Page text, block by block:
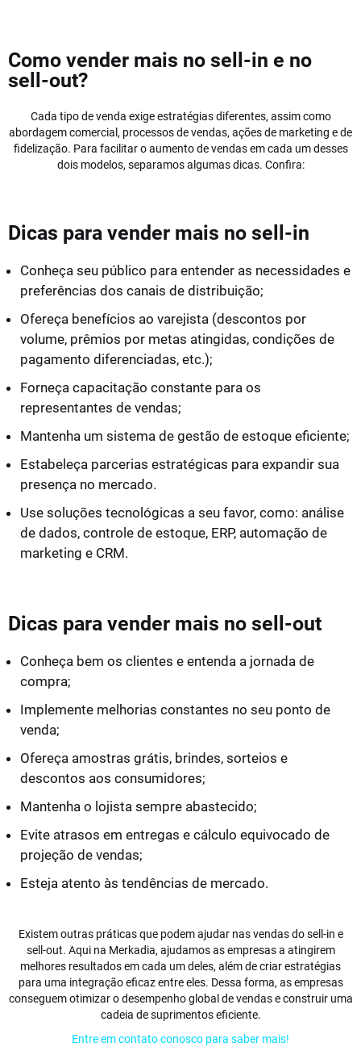
Como vender mais no sell-in e no
sell-out?
Cada tipo de venda exige estratégias diferentes, assim como
abordagem comercial, processos de vendas, ações de marketing e de
fidelização. Para facilitar o aumento de vendas em cada um desses
dois modelos, separamos algumas dicas. Confira:
Dicas para vender mais no sell-in
Conheça seu público para entender as necessidades e
preferências dos canais de distribuição;
Ofereça benefícios ao varejista (descontos por
volume, prêmios por metas atingidas, condições de
pagamento diferenciadas, etc.);
Forneça capacitação constante para os
representantes de vendas;
Mantenha um sistema de gestão de estoque eficiente;
Estabeleça parcerias estratégicas para expandir sua
presença no mercado.
Use soluções tecnológicas a seu favor, como: análise
de dados, controle de estoque, ERP, automação de
marketing e CRM.
Dicas para vender mais no sell-out
Conheça bem os clientes e entenda a jornada de
compra;
Implemente melhorias constantes no seu ponto de
venda;
Ofereça amostras grátis, brindes, sorteios e
descontos aos consumidores;
Mantenha o lojista sempre abastecido;
Evite atrasos em entregas e cálculo equivocado de
projeção de vendas;
Esteja atento às tendências de mercado.
Existem outras práticas que podem ajudar nas vendas do sell-in e
sell-out. Aqui na Merkadia, ajudamos as empresas a atingirem
melhores resultados em cada um deles, além de criar estratégias
para uma integração eficaz entre eles. Dessa forma, as empresas
conseguem otimizar o desempenho global de vendas e construir uma
cadeia de suprimentos eficiente.
Entre em contato conosco para saber mais!